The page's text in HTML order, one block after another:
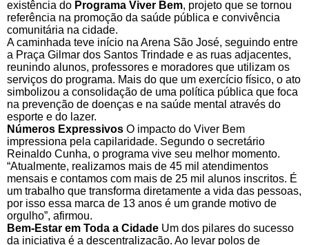
existência do Programa Viver Bem, projeto que se tornou
referência na promoção da saúde pública e convivência
comunitária na cidade.
A caminhada teve início na Arena São José, seguindo entre
a Praça Gilmar dos Santos Trindade e as ruas adjacentes,
reunindo alunos, professores e moradores que utilizam os
serviços do programa. Mais do que um exercício físico, o ato
simbolizou a consolidação de uma política pública que foca
na prevenção de doenças e na saúde mental através do
esporte e do lazer.
Números Expressivos O impacto do Viver Bem
impressiona pela capilaridade. Segundo o secretário
Reinaldo Cunha, o programa vive seu melhor momento.
“Atualmente, realizamos mais de 45 mil atendimentos
mensais e contamos com mais de 25 mil alunos inscritos. É
um trabalho que transforma diretamente a vida das pessoas,
por isso essa marca de 13 anos é um grande motivo de
orgulho”, afirmou.
Bem-Estar em Toda a Cidade Um dos pilares do sucesso
da iniciativa é a descentralização. Ao levar polos de